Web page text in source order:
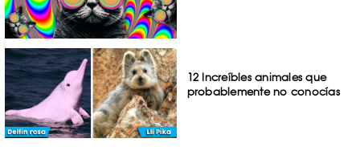
12 Increíbles animales que
probablemente no conocías